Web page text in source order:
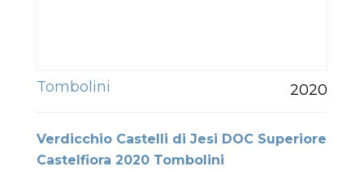
Tombolini 2020
Verdicchio Castelli di Jesi DOC Superiore
Castelfiora 2020 Tombolini